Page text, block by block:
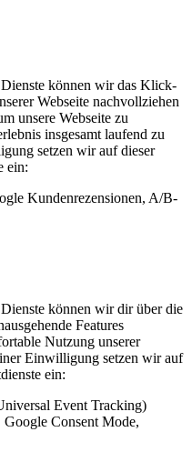
können wir das Klick-
Webseite nachvollziehen
unsere Webseite zu
insgesamt laufend zu
setzen wir auf dieser
ein:
Kundenrezensionen, A/B-
können wir dir über die
Features
Nutzung unserer
Einwilligung setzen wir auf
ein:
Event Tracking)
Consent Mode,